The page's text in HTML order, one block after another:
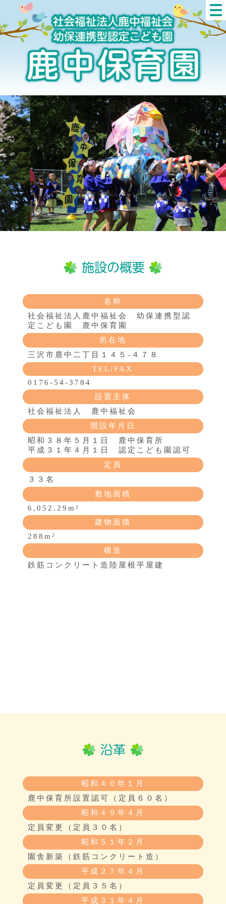
名称
社会福祉法人鹿中福祉会 幼保連携型認
定こども園 鹿中保育園
所在地
三沢市鹿中二丁目１４５-４７８
TEL/FAX
0176-54-3784
設置主体
社会福祉法人 鹿中福祉会
開設年月日
昭和３８年５月１日 鹿中保育所
平成３１年４月１日 認定こども園認可
定員
３３名
敷地面積
6,052.29m²
建物面積
288m²
構造
鉄筋コンクリート造陸屋根平屋建
昭和４０年１月
鹿中保育所設置認可（定員６０名）
昭和４９年４月
定員変更（定員３０名）
昭和５１年２月
園舎新築（鉄筋コンクリート造）
平成２７年４月
定員変更（定員３５名）
平成３１年４月